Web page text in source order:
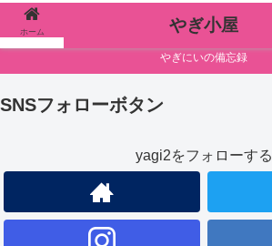
やぎにいの備忘録
SNSフォローボタン
yagi2をフォローする
ホーム やぎ小屋